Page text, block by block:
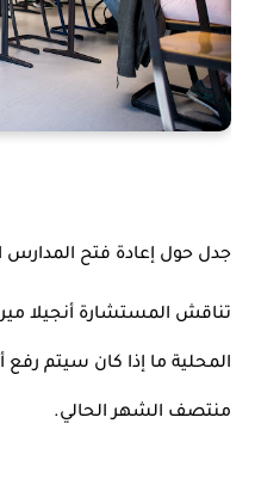
جدل حول إعادة فتح المدارس
منتصف الشهر الحالي.